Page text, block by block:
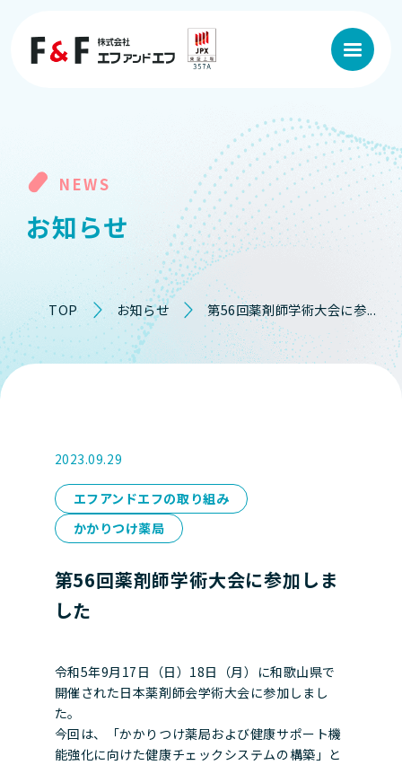
NEWS
お知らせ
TOP お知らせ 第56回薬剤師学術大会に参...
2023.09.29
エフアンドエフの取り組み
かかりつけ薬局
第56回薬剤師学術大会に参加しま
した
令和5年9月17日（日）18日（月）に和歌山県で
開催された日本薬剤師会学術大会に参加しまし
た。
今回は、「かかりつけ薬局および健康サポート機
能強化に向けた健康チェックシステムの構築」と